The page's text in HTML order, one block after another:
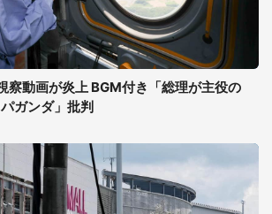
察動画が炎上 BGM付き「総理が主役の
ガンダ」批判